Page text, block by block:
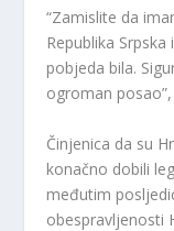
“Zamislite da
Republika
pobjeda bila.
ogroman
Činjenica da su
konačno dobili
međutim
obespravljenosti